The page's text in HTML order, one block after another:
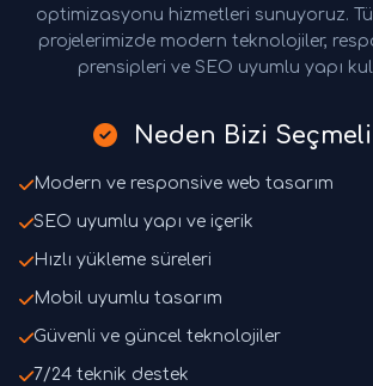
optimizasyonu hizmetleri sunuyoruz.
projelerimizde modern teknolojiler,
prensipleri ve SEO uyumlu yapı
Neden Bizi
Modern ve responsive web tasarım
SEO uyumlu yapı ve içerik
Hızlı yükleme süreleri
Mobil uyumlu tasarım
Güvenli ve güncel teknolojiler
7/24 teknik destek